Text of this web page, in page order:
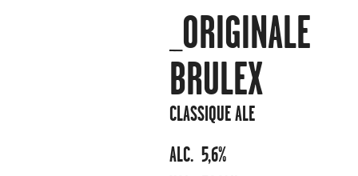
_ORIGINALE
BRULEX
CLASSIQUE ALE
ALC. 5,6%